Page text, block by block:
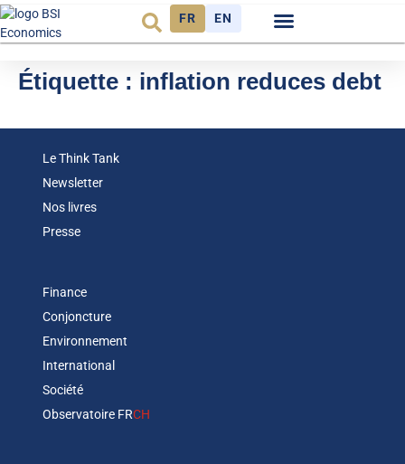
FR EN
Étiquette : inflation reduces debt
Le Think Tank
Newsletter
Nos livres
Presse
Finance
Conjoncture
Environnement
International
Société
Observatoire FRCH